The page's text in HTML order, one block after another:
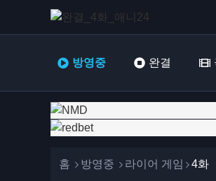
방영중 완결
홈 방영중 라이어 게임 4화